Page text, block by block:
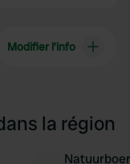
Modifier l’info
la région